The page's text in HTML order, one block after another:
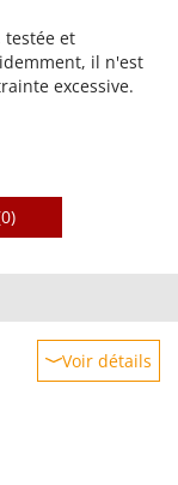
testée et
il n'est
excessive.
Voir détails